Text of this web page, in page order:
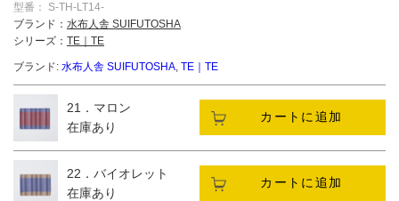
型番： S-TH-LT14-
ブランド： 水布人舎 SUIFUTOSHA
シリーズ： TE｜TE
ブランド: 水布人舎 SUIFUTOSHA, TE｜TE
21．マロン
在庫あり
カートに追加
22．バイオレット
在庫あり
カートに追加